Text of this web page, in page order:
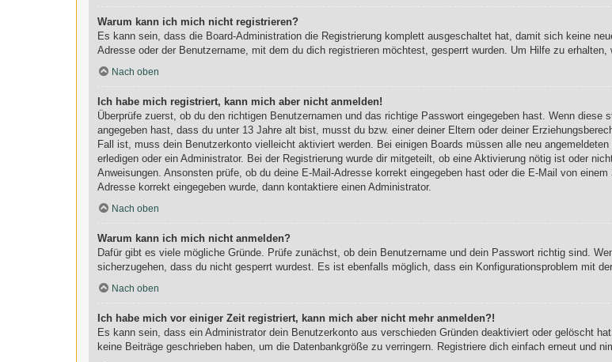
Warum kann ich mich nicht registrieren?
Es kann sein, dass die Board-Administration die Registrierung komplett ausgeschaltet hat, damit sich keine
Adresse oder der Benutzername, mit dem du dich registrieren möchtest, gesperrt wurden. Um Hilfe zu
Nach oben
Ich habe mich registriert, kann mich aber nicht anmelden!
Überprüfe zuerst, ob du den richtigen Benutzernamen und das richtige Passwort eingegeben hast. Wenn diese
angegeben hast, dass du unter 13 Jahre alt bist, musst du bzw. einer deiner Eltern oder deiner
Fall ist, muss dein Benutzerkonto vielleicht aktiviert werden. Bei einigen Boards müssen alle neu
erledigen oder ein Administrator. Bei der Registrierung wurde dir mitgeteilt, ob eine Aktivierung nötig ist oder
Anweisungen. Ansonsten prüfe, ob du deine E-Mail-Adresse korrekt eingegeben hast oder die E-Mail von
Adresse korrekt eingegeben wurde, dann kontaktiere einen Administrator.
Nach oben
Warum kann ich mich nicht anmelden?
Dafür gibt es viele mögliche Gründe. Prüfe zunächst, ob dein Benutzername und dein Passwort richtig sind.
sicherzugehen, dass du nicht gesperrt wurdest. Es ist ebenfalls möglich, dass ein Konfigurationsproblem mit
Nach oben
Ich habe mich vor einiger Zeit registriert, kann mich aber nicht mehr anmelden?!
Es kann sein, dass ein Administrator dein Benutzerkonto aus verschieden Gründen deaktiviert oder gelöscht
keine Beiträge geschrieben haben, um die Datenbankgröße zu verringern. Registriere dich einfach erneut und